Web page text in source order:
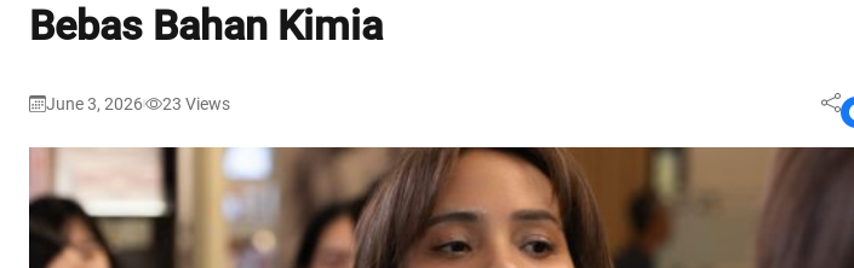
Bebas Bahan Kimia
June 3, 2026 23 Views